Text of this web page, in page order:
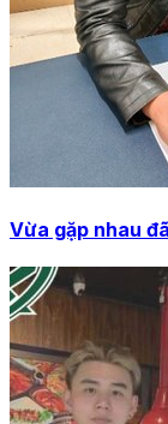
Vừa gặp nhau